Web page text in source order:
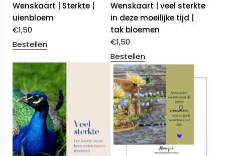
Wenskaart | Sterkte |
uienbloem
€1,50
Bestellen
Wenskaart | veel sterkte
in deze moeilijke tijd |
tak bloemen
€1,50
Bestellen